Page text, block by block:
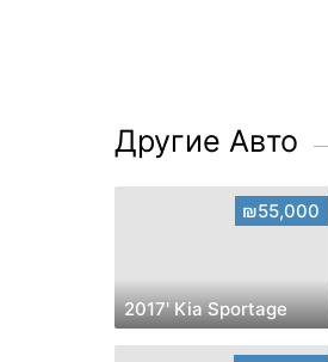
Другие Авто
₪55,000
2017' Kia Sportage